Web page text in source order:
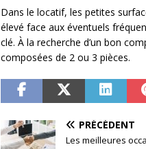
Dans le locatif, les petites
élevé face aux éventuels
clé. À la recherche d’un bon
composées de 2 ou 3 pièces.
PRÉCÉDENT
Les meilleures